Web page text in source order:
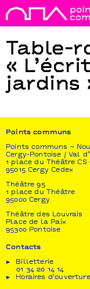
Table-
«
jardins
Points communs
Points communs –
Cergy-Pontoise / Val
1 place du Théâtre CS
95015 Cergy Cedex
Théâtre 95
1 place du Théâtre
95000 Cergy
Théâtre des Louvrais
Place de la Paix
95300 Pontoise
Contacts
Billetterie
01 34 20 14 14
Horaires d'ouverture